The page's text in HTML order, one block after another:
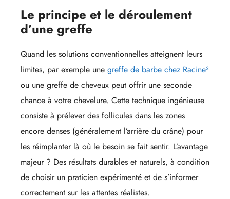
Le principe et le déroulement
d’une greffe
Quand les solutions conventionnelles atteignent leurs
limites, par exemple une greffe de barbe chez Racine²
ou une greffe de cheveux peut offrir une seconde
chance à votre chevelure. Cette technique ingénieuse
consiste à prélever des follicules dans les zones
encore denses (généralement l’arrière du crâne) pour
les réimplanter là où le besoin se fait sentir. L’avantage
majeur ? Des résultats durables et naturels, à condition
de choisir un praticien expérimenté et de s’informer
correctement sur les attentes réalistes.